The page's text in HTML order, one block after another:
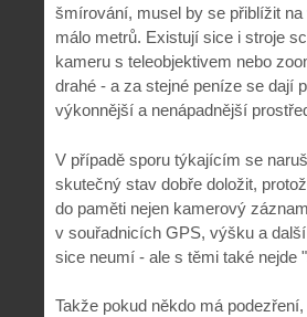
šmírování, musel by se přiblížit
málo metrů. Existují sice i stroje
kameru s teleobjektivem nebo
drahé - a za stejné peníze se dají
výkonnější a nenápadnější
V případě sporu týkajícím se
skutečný stav dobře doložit,
do paměti nejen kamerový
v souřadnicích GPS, výšku a
sice neumí - ale s těmi také nejde
Takže pokud někdo má